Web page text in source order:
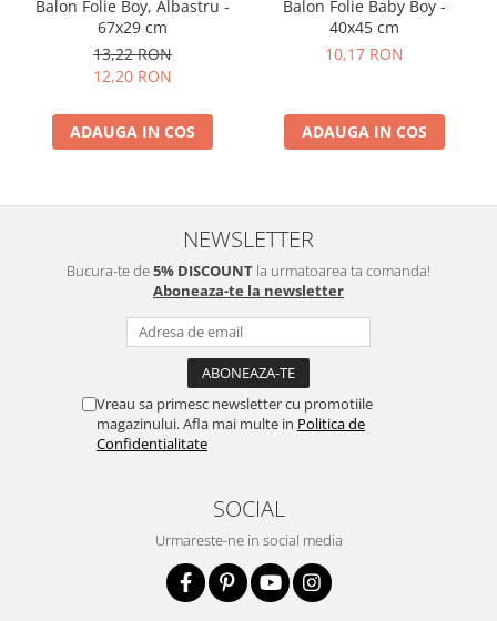
Balon Folie Boy, Albastru -
67x29 cm
13,22 RON
12,20 RON
ADAUGA IN COS
Balon Folie Baby Boy -
40x45 cm
10,17 RON
ADAUGA IN COS
NEWSLETTER
Bucura-te de5% DISCOUNT la urmatoarea ta comanda!
Aboneaza-te la newsletter
Vreau sa primesc newsletter cu promotiile
magazinului. Afla mai multe in Politica de
Confidentialitate
SOCIAL
Urmareste-ne in social media